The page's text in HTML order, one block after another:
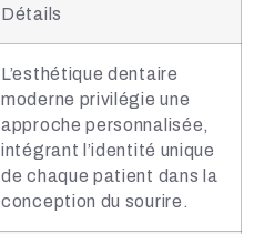
Détails
L’esthétique dentaire
moderne privilégie une
approche personnalisée,
intégrant l’identité unique
de chaque patient dans la
conception du sourire.